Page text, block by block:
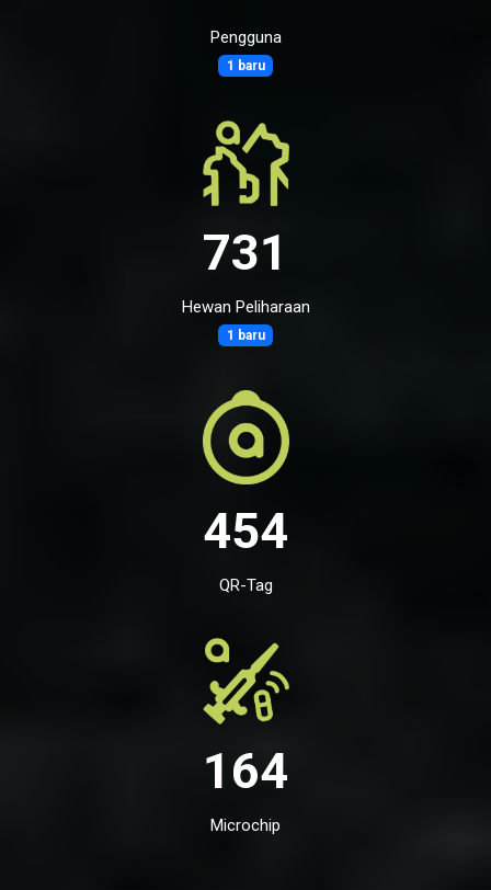
Pengguna
1 baru
731
Hewan Peliharaan
1 baru
454
QR-Tag
164
Microchip